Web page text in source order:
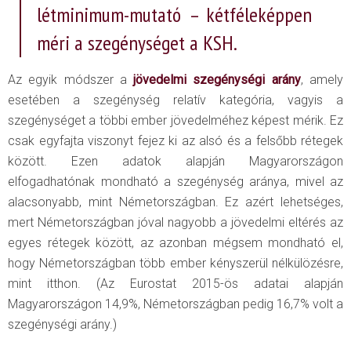
létminimum-mutató – kétféleképpen
méri a szegénységet a KSH.
Az egyik módszer ajövedelmi szegénységi arány, amely
esetében a szegénység relatív kategória, vagyis a
szegénységet a többi ember jövedelméhez képest mérik. Ez
csak egyfajta viszonyt fejez ki az alsó és a felsőbb rétegek
között. Ezen adatok alapján Magyarországon
elfogadhatónak mondható a szegénység aránya, mivel az
alacsonyabb, mint Németországban. Ez azért lehetséges,
mert Németországban jóval nagyobb a jövedelmi eltérés az
egyes rétegek között, az azonban mégsem mondható el,
hogy Németországban több ember kényszerül nélkülözésre,
mint itthon. (Az Eurostat 2015-ös adatai alapján
Magyarországon 14,9%, Németországban pedig 16,7% volt a
szegénységi arány.)